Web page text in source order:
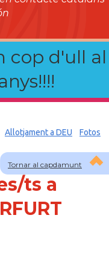
cop d'ull al
Tornar al capdamunt
Allotjament a DEU Fotos
ts a